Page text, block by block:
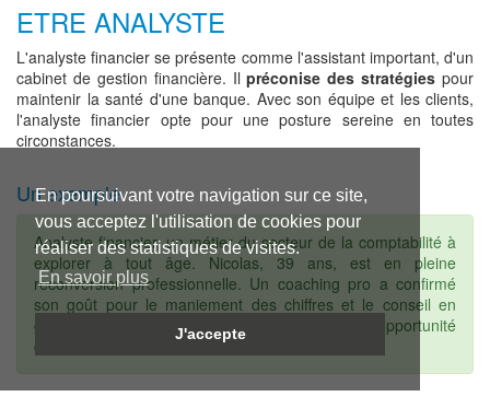
En poursuivant votre navigation sur ce site,
vous acceptez l'utilisation de cookies pour
réaliser des statistiques de visites.
En savoir plus
J'accepte
ETRE ANALYSTE
L'analyste financier se présente comme l'assistant important, d'un
cabinet de gestion financière. Ilpréconise des stratégies pour
maintenir la santé d'une banque. Avec son équipe et les clients,
l'analyste financier opte pour une posture sereine en toutes
circonstances.
Un exemple
Analyste financier, un métier du secteur de la comptabilité à
explorer à tout âge. Nicolas, 39 ans, est en pleine
reconversion professionnelle. Un coaching pro a confirmé
son goût pour le maniement des chiffres et le conseil en
gestion. Le métier d'économiste de marché est l'opportunité
d'évoluer professionnellement.